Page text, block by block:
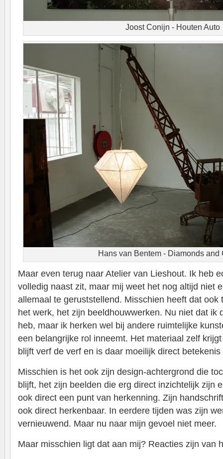
Joost Conijn - Houten Auto
Hans van Bentem - Diamonds and
Maar even terug naar Atelier van Lieshout. Ik heb
volledig naast zit, maar mij weet het nog altijd niet
allemaal te geruststellend. Misschien heeft dat ook
het werk, het zijn beeldhouwwerken. Nu niet dat ik
heb, maar ik herken wel bij andere ruimtelijke
een belangrijke rol inneemt. Het materiaal zelf
blijft verf de verf en is daar moeilijk direct
Misschien is het ook zijn design-achtergrond die
blijft, het zijn beelden die erg direct inzichtelijk zijn
ook direct een punt van herkenning. Zijn
ook direct herkenbaar. In eerdere tijden was zijn
vernieuwend. Maar nu naar mijn gevoel niet meer.
Maar misschien ligt dat aan mij? Reacties zijn van